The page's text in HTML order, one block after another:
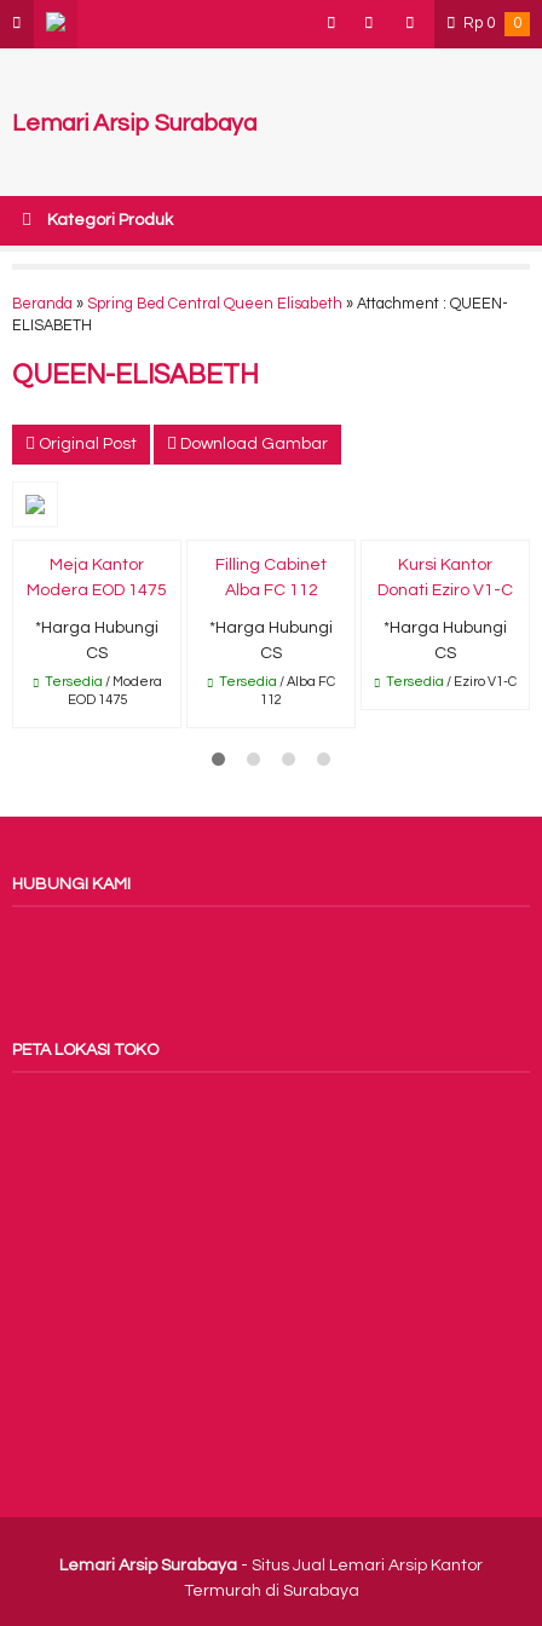
Rp 0 0
Lemari Arsip Surabaya
Kategori Produk
Beranda » Spring Bed Central Queen Elisabeth » Attachment : QUEEN-
ELISABETH
QUEEN-ELISABETH
Original Post Download Gambar
Meja Kantor
Modera EOD 1475
*Harga Hubungi
CS
Tersedia / Modera
EOD 1475
Filling Cabinet
Alba FC 112
*Harga Hubungi
CS
Tersedia / Alba FC
112
Kursi Kantor
Donati Eziro V1-C
*Harga Hubungi
CS
Tersedia / Eziro V1-C
HUBUNGI KAMI
PETA LOKASI TOKO
Lemari Arsip Surabaya - Situs Jual Lemari Arsip Kantor
Termurah di Surabaya